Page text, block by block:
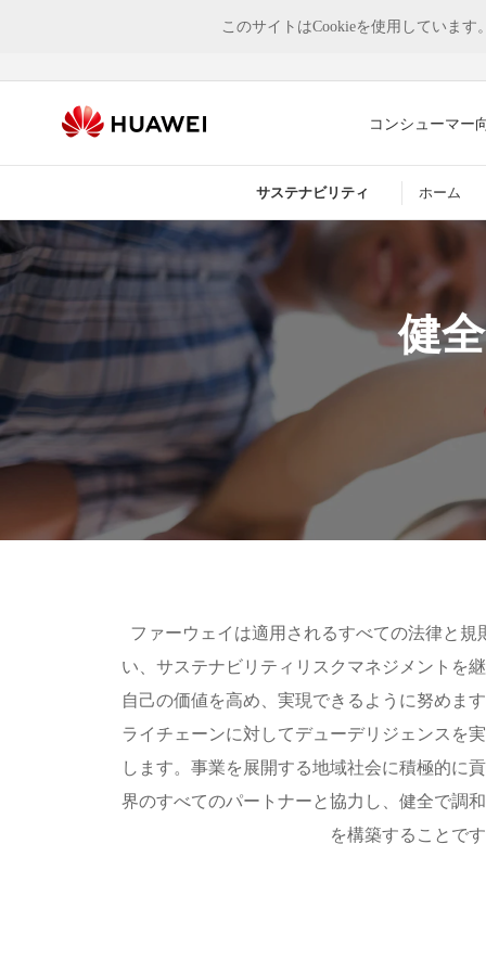
このサイトはCookieを使用していま
コンシューマー
サステナビリティ ホーム
健
ファーウェイは適用されるすべての法律と規
い、サステナビリティリスクマネジメントを
自己の価値を高め、実現できるように努めま
ライチェーンに対してデューデリジェンスを
します。事業を展開する地域社会に積極的に
界のすべてのパートナーと協力し、健全で調
を構築することです